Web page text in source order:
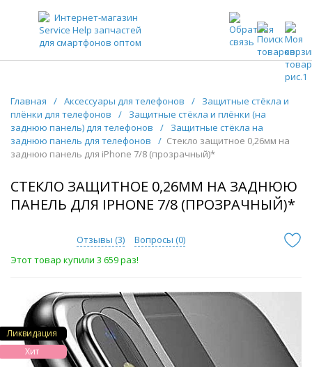
ЗАПЧАСТИ ДЛЯ ТЕЛЕФОНОВ ОПТОМ
Главная / Аксессуары для телефонов /
Защитные стёкла и
плёнки для телефонов
/
Защитные стёкла и плёнки (на
заднюю панель) для телефонов
/
Защитные стёкла на
заднюю панель для телефонов
/ Стекло защитное 0,26мм на
заднюю панель для iPhone 7/8 (прозрачный)*
СТЕКЛО ЗАЩИТНОЕ 0,26ММ НА ЗАДНЮЮ
ПАНЕЛЬ ДЛЯ IPHONE 7/8 (ПРОЗРАЧНЫЙ)*
Отзывы (3) Вопросы (0)
Этот товар купили 3 659 раз!
Ликвидация
Хит